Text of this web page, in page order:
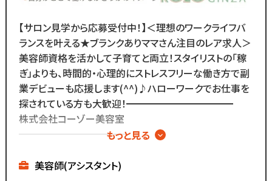
＼
スタッフの技術紹介や職場の雰囲気、
撮影イベント・研修会の様子など、
リアルな職場環境をご覧いただけます☆
応募前に一度ご覧ください♪
Instagram ▷「@kozo.recruit」
Tiktok ▷「＠kozo_recruit」
で検索してください！
【サロン見学から応募受付中！】＜理想のワークライフバ
ランスを叶える★ブランクありママさん注目のレア求人＞
美容師資格を活かして子育てと両立！スタイリストの「稼
ぎ」よりも、時間的・心理的にストレスフリーな働き方で副
業デビューも応援します(^^)♪ハローワークでお仕事を
探されている方も大歓迎！━━━━━━━━━━━
株式会社コーゾー美容室
━━━━━━━━━━━
現在都内に4店舗のサロンを
もっと見る
美容師(アシスタント)